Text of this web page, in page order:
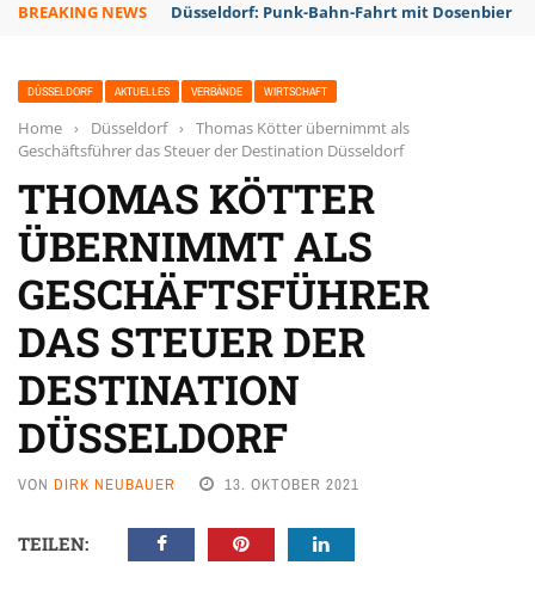
BREAKING NEWS Düsseldorf: Punk-Bahn-Fahrt mit Dosenbier
DÜSSELDORF AKTUELLES VERBÄNDE WIRTSCHAFT
Home › Düsseldorf › Thomas Kötter übernimmt als
Geschäftsführer das Steuer der Destination Düsseldorf
THOMAS KÖTTER
ÜBERNIMMT ALS
GESCHÄFTSFÜHRER
DAS STEUER DER
DESTINATION
DÜSSELDORF
VON DIRK NEUBAUER 13. OKTOBER 2021
TEILEN: